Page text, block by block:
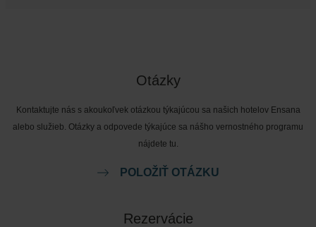
Otázky
Kontaktujte nás s akoukoľvek otázkou týkajúcou sa našich hotelov Ensana
alebo služieb. Otázky a odpovede týkajúce sa nášho vernostného programu
nájdete tu.
POLOŽIŤ OTÁZKU
Rezervácie